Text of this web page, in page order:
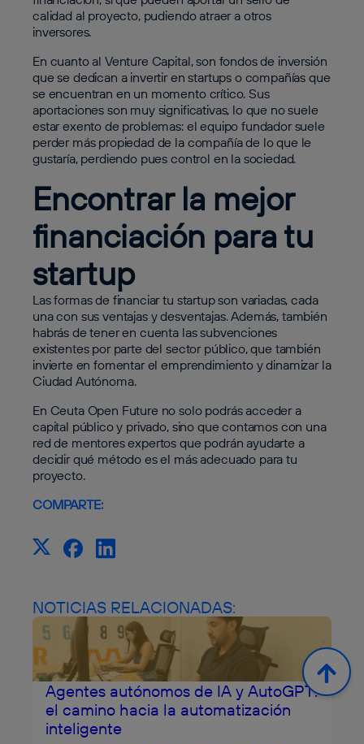
calidad al proyecto, pudiendo atraer a otros
inversores.
En cuanto al Venture Capital, son fondos de inversión
que se dedican a invertir en startups o compañías que
se encuentran en un momento crítico. Sus
aportaciones son muy significativas, lo que no suele
estar exento de problemas: el equipo fundador suele
perder más propiedad de la compañía de lo que le
gustaría, perdiendo pues control en la sociedad.
Encontrar la mejor
financiación para tu
startup
Las formas de financiar tu startup son variadas, cada
una con sus ventajas y desventajas. Además, también
habrás de tener en cuenta las subvenciones
existentes por parte del sector público, que también
invierte en fomentar el emprendimiento y dinamizar la
Ciudad Autónoma.
En Ceuta Open Future no solo podrás acceder a
capital público y privado, sino que contamos con una
red de mentores expertos que podrán ayudarte a
decidir qué método es el más adecuado para tu
proyecto.
COMPARTE:
NOTICIAS RELACIONADAS:
Agentes autónomos de IA y AutoGPT:
el camino hacia la automatización
inteligente